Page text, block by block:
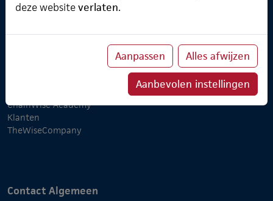
Over ChainWise
ChainWise Academy
Klanten
TheWiseCompany
Contact Algemeen
deze websiteverlaten.
Aanpassen Alles afwijzen
Aanbevolen instellingen